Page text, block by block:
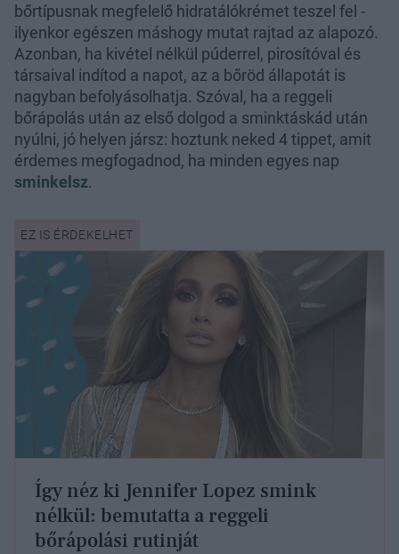
bőrtípusnak megfelelő hidratálókrémet teszel fel -
ilyenkor egészen máshogy mutat rajtad az alapozó.
Azonban, ha kivétel nélkül púderrel, pirosítóval és
társaival indítod a napot, az a bőröd állapotát is
nagyban befolyásolhatja. Szóval, ha a reggeli
bőrápolás után az első dolgod a sminktáskád után
nyúlni, jó helyen jársz: hoztunk neked 4 tippet, amit
érdemes megfogadnod, ha minden egyes nap
sminkelsz.
Így néz ki Jennifer Lopez smink
nélkül: bemutatta a reggeli
bőrápolási rutinját